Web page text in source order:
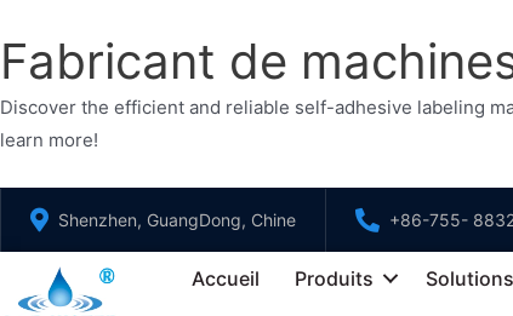
Fabricant de
Discover the efficient and reliable self-adhesive labeling
learn more!
Aller
contenu
Shenzhen, GuangDong, Chine +86-755-
Accueil Produits Solutions